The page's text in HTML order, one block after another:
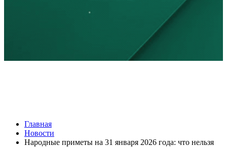
Пенсионерка из Ставропольского района потеряла 650 тысяч
рублей из-за аферистов
09.08.2026 | 16:40
Главная
Новости
Народные приметы на 31 января 2026 года: что нельзя